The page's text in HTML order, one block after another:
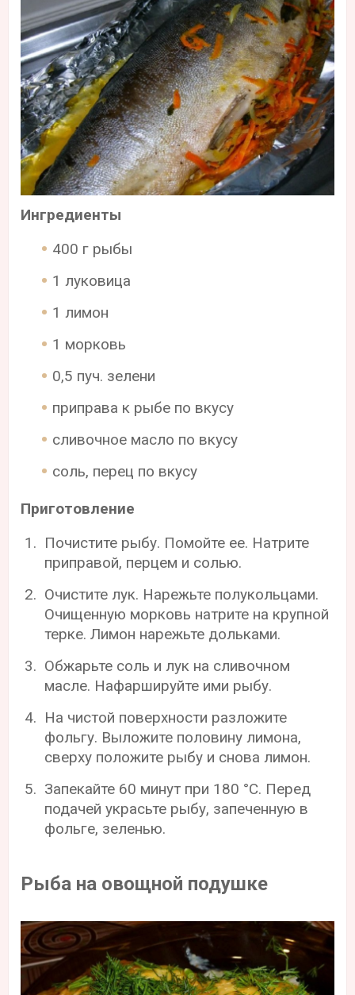
Ингредиенты
400 г рыбы
1 луковица
1 лимон
1 морковь
0,5 пуч. зелени
приправа к рыбе по вкусу
сливочное масло по вкусу
соль, перец по вкусу
Приготовление
Почистите рыбу. Помойте ее. Натрите
приправой, перцем и солью.
Очистите лук. Нарежьте полукольцами.
Очищенную морковь натрите на крупной
терке. Лимон нарежьте дольками.
Обжарьте соль и лук на сливочном
масле. Нафаршируйте ими рыбу.
На чистой поверхности разложите
фольгу. Выложите половину лимона,
сверху положите рыбу и снова лимон.
Запекайте 60 минут при 180 °С. Перед
подачей украсьте рыбу, запеченную в
фольге, зеленью.
Рыба на овощной подушке